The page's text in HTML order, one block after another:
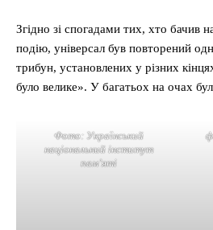
Згідно зі спогадами тих, хто бачив
подію, універсал був повторений
трибун, установлених у різних
було велике». У багатьох на очах
Фото: Український
національний інститут
пам’яті